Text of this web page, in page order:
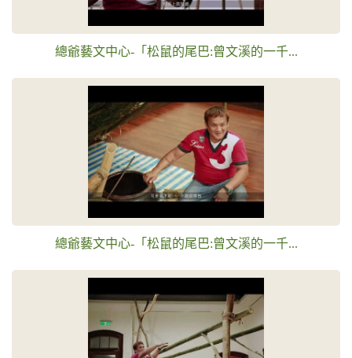
總爺藝文中心-「松鼠的尾巴:曾文溪的一千...
總爺藝文中心-「松鼠的尾巴:曾文溪的一千...